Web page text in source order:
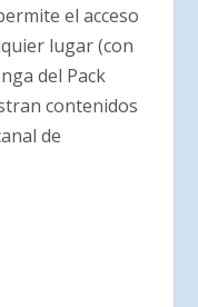
el acceso
lugar (con
del Pack
contenidos
de